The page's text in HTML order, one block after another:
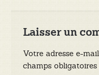
Laisser un
Votre adresse e-
champs